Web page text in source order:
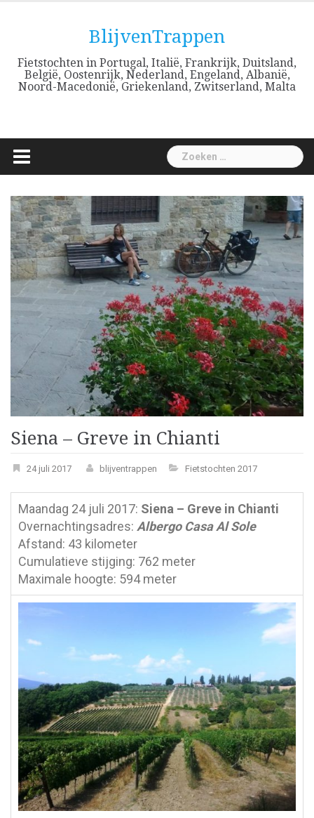
BlijvenTrappen
Fietstochten in Portugal, Italië, Frankrijk, Duitsland,
België, Oostenrijk, Nederland, Engeland, Albanië,
Noord-Macedonië, Griekenland, Zwitserland, Malta
Zoeken
naar:
Siena – Greve in Chianti
24 juli 2017 blijventrappen Fietstochten 2017
Maandag 24 juli 2017: Siena – Greve in Chianti
Overnachtingsadres: Albergo Casa Al Sole
Afstand: 43 kilometer
Cumulatieve stijging: 762 meter
Maximale hoogte: 594 meter